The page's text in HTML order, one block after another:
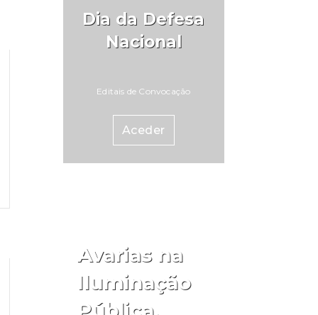
Dia da Defesa
Nacional
Editais de Convocação
Aceder
Avarias na
Iluminação
Pública.